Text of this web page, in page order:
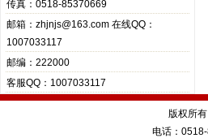
传真：0518-85370669
邮箱：zhjnjs@163.com 在线QQ：
1007033117
邮编：222000
客服QQ：1007033117
版权所
电话：